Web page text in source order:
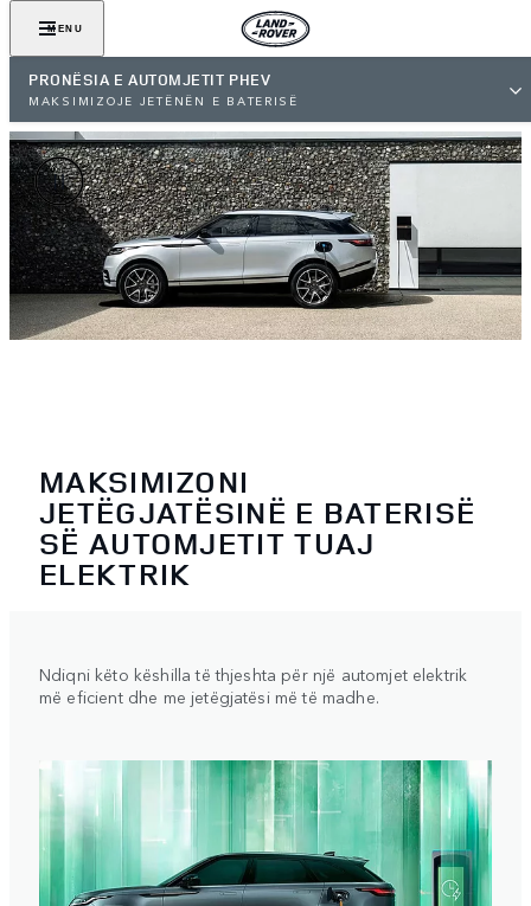
MENU
PRONËSIA E AUTOMJETIT PHEV
MAKSIMIZOJE JETËNËN E BATERISË
MAKSIMIZONI
JETËGJATËSINË E BATERISË
SË AUTOMJETIT TUAJ
ELEKTRIK
Ndiqni këto këshilla të thjeshta për një automjet elektrik
më eficient dhe me jetëgjatësi më të madhe.